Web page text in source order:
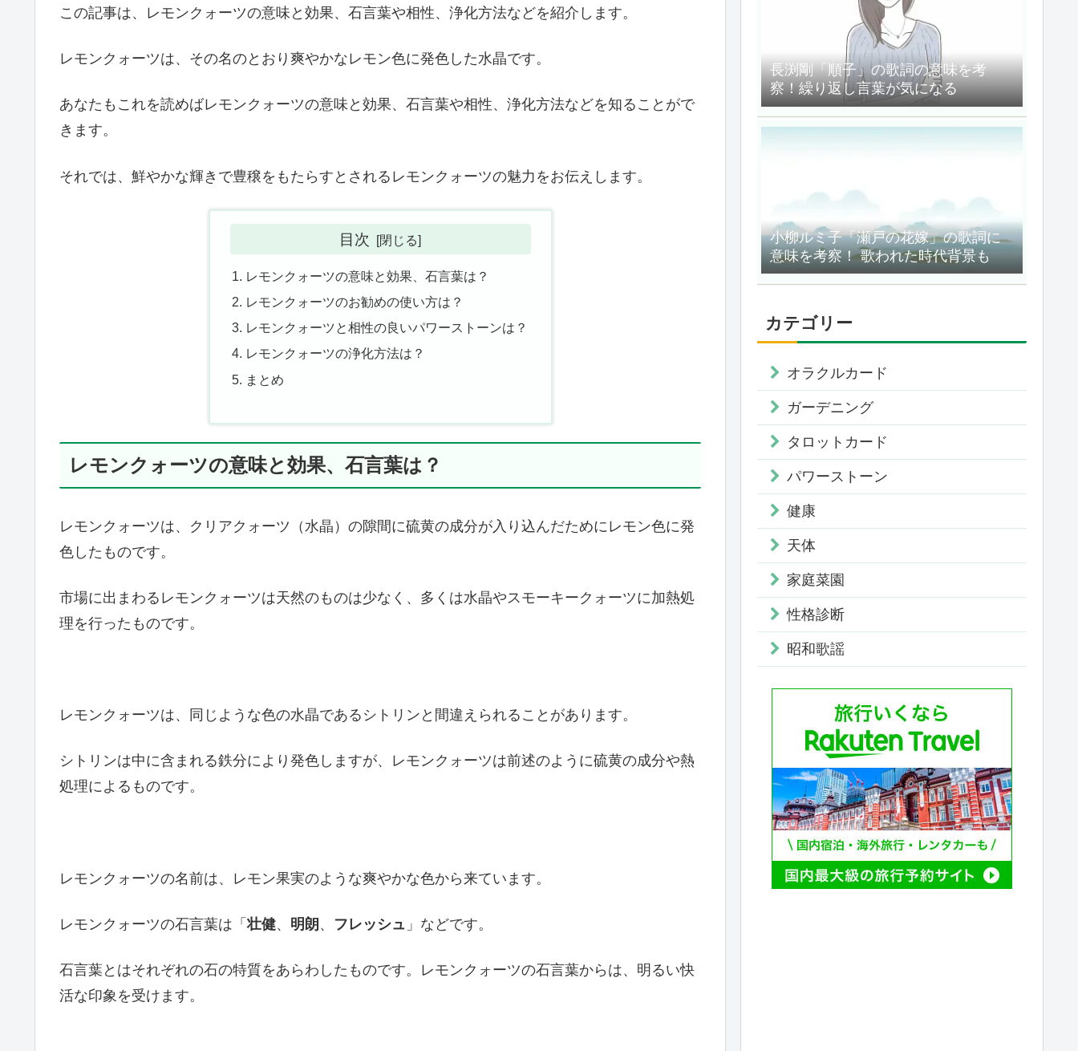
この記事は、レモンクォーツの意味と効果、石言葉や相性、浄化方法などを紹介します。
レモンクォーツは、その名のとおり爽やかなレモン色に発色した水晶です。
あなたもこれを読めばレモンクォーツの意味と効果、石言葉や相性、浄化方法などを知ることがで
きます。
それでは、鮮やかな輝きで豊穣をもたらすとされるレモンクォーツの魅力をお伝えします。
目次
レモンクォーツの意味と効果、石言葉は？
レモンクォーツのお勧めの使い方は？
レモンクォーツと相性の良いパワーストーンは？
レモンクォーツの浄化方法は？
まとめ
レモンクォーツの意味と効果、石言葉は？
レモンクォーツは、クリアクォーツ（水晶）の隙間に硫黄の成分が入り込んだためにレモン色に発
色したものです。
市場に出まわるレモンクォーツは天然のものは少なく、多くは水晶やスモーキークォーツに加熱処
理を行ったものです。
レモンクォーツは、同じような色の水晶であるシトリンと間違えられることがあります。
シトリンは中に含まれる鉄分により発色しますが、レモンクォーツは前述のように硫黄の成分や熱
処理によるものです。
レモンクォーツの名前は、レモン果実のような爽やかな色から来ています。
レモンクォーツの石言葉は「壮健、 明朗 、 フレッシュ 」などです。
石言葉とはそれぞれの石の特質をあらわしたものです。レモンクォーツの石言葉からは、明るい快
活な印象を受けます。
長渕剛「順子」の歌詞の意味を考
察！繰り返し言葉が気になる
小柳ルミ子「瀬戸の花嫁」の歌詞に
意味を考察！ 歌われた時代背景も
カテゴリー
オラクルカード
ガーデニング
タロットカード
パワーストーン
健康
天体
家庭菜園
性格診断
昭和歌謡